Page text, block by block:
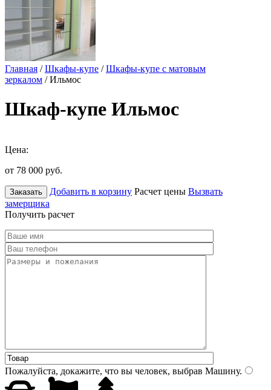
Главная /Шкафы-купе /Шкафы-купе с матовым
зеркалом / Ильмос
Шкаф-купе Ильмос
Цена:
от 78 000 руб.
Заказать Добавить в корзину Расчет цены Вызвать
замерщика
Получить расчет
Пожалуйста, докажите, что вы человек, выбрав Машину.